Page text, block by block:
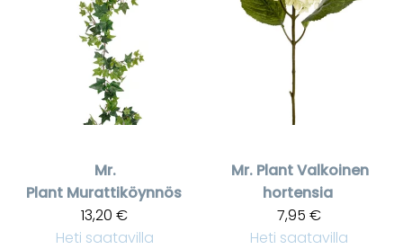
Mr.
Plant Murattiköynnös
13,20 €
Heti saatavilla
Mr. PlantValkoinen
hortensia
7,95 €
Heti saatavilla